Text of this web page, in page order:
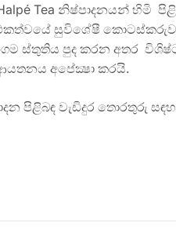
Tea නිෂ්පාදනයන් හිමි
සුවිශේෂී
ස්තුතිය පුද කරන
අපේක්‍ෂා කරයි.
පිළිබඳ වැඩිදුර තොරතුරු